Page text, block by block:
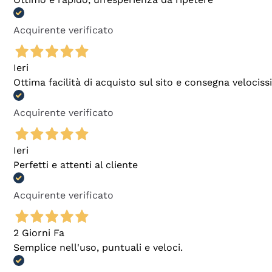
Acquirente verificato
Ieri
Ottima facilità di acquisto sul sito e consegna
Acquirente verificato
Ieri
Perfetti e attenti al cliente
Acquirente verificato
2 Giorni Fa
Semplice nell'uso, puntuali e veloci.